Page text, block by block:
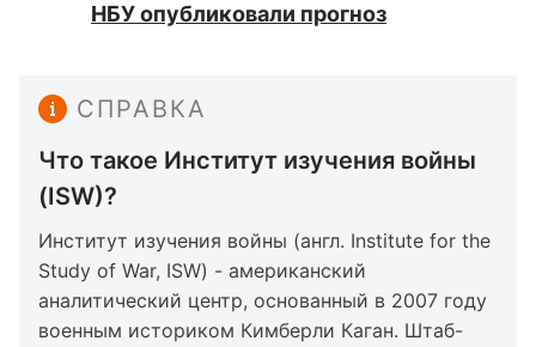
НБУ опубликовали прогноз
СПРАВКА
Что такое Институт изучения войны
(ISW)?
Институт изучения войны (англ. Institute for the
Study of War, ISW) - американский
аналитический центр, основанный в 2007 году
военным историком Кимберли Каган. Штаб-